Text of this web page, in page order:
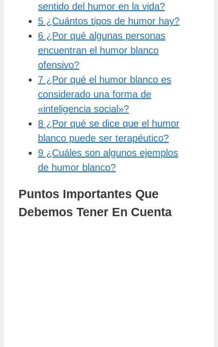
sentido del humor en la vida?
5 ¿Cuántos tipos de humor hay?
6 ¿Por qué algunas personas
encuentran el humor blanco
ofensivo?
7 ¿Por qué el humor blanco es
considerado una forma de
«inteligencia social»?
8 ¿Por qué se dice que el humor
blanco puede ser terapéutico?
9 ¿Cuáles son algunos ejemplos
de humor blanco?
Puntos Importantes Que
Debemos Tener En Cuenta